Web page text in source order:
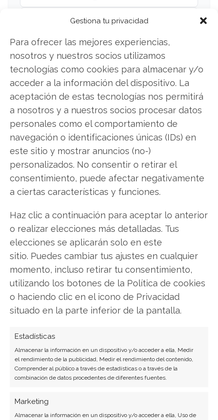
Gestiona tu privacidad
Para ofrecer las mejores experiencias,
nosotros y nuestros socios utilizamos
tecnologías como cookies para almacenar y/o
acceder a la información del dispositivo. La
aceptación de estas tecnologías nos permitirá
a nosotros y a nuestros socios procesar datos
personales como el comportamiento de
navegación o identificaciones únicas (IDs) en
este sitio y mostrar anuncios (no-)
personalizados. No consentir o retirar el
consentimiento, puede afectar negativamente
a ciertas características y funciones.
Haz clic a continuación para aceptar lo anterior
o realizar elecciones más detalladas. Tus
elecciones se aplicarán solo en este
sitio. Puedes cambiar tus ajustes en cualquier
momento, incluso retirar tu consentimiento,
utilizando los botones de la Política de cookies
o haciendo clic en el icono de Privacidad
situado en la parte inferior de la pantalla.
Estadísticas
Almacenar la información en un dispositivo y/o acceder a ella, Medir
el rendimiento de la publicidad, Medir el rendimiento del contenido,
Comprender al público a través de estadísticas o a través de la
combinación de datos procedentes de diferentes fuentes.
Marketing
Almacenar la información en un dispositivo y/o acceder a ella, Uso de
Facebook
LinkedIn
Copiar enlace
SOBRE EL AUTOR
Laura Fernández Silva
Analista tecnológica enfocada en innovación digital,
comercio electrónico y aplicaciones móviles.
Colaboradora habitual en medios especializados
del sector tech.
Ver todos los artículos →